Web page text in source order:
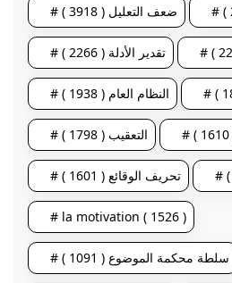
# ضعف التعليل ( 3918 )
# تقدير الأدلة ( 2266 )
# النظام العام ( 1938 )
# التعقيب ( 1798 )
# تحريف الوقائع ( 1601 )
# la motivation ( 1526 )
# سلطة محكمة الموضوع ( 1091 )